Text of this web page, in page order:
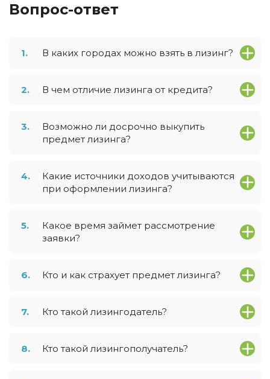
Вопрос-ответ
1. В каких городах можно взять в лизинг?
2. В чем отличие лизинга от кредита?
3.
Возможно ли досрочно выкупить
предмет лизинга?
4.
Какие источники доходов учитываются
при оформлении лизинга?
5.
Какое время займет рассмотрение
заявки?
6. Кто и как страхует предмет лизинга?
7. Кто такой лизингодатель?
8. Кто такой лизингополучатель?